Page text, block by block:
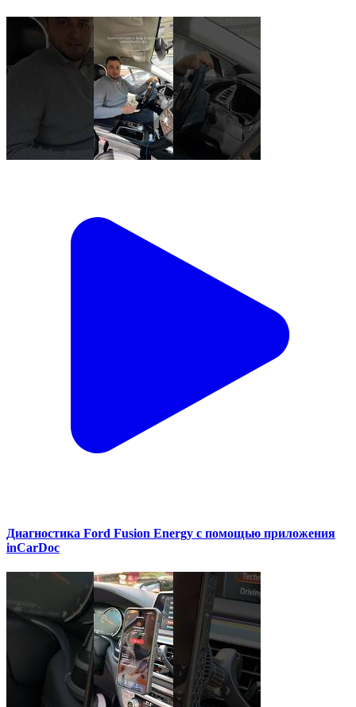
Диагностика Ford Fusion Energy с помощью приложения
inCarDoc